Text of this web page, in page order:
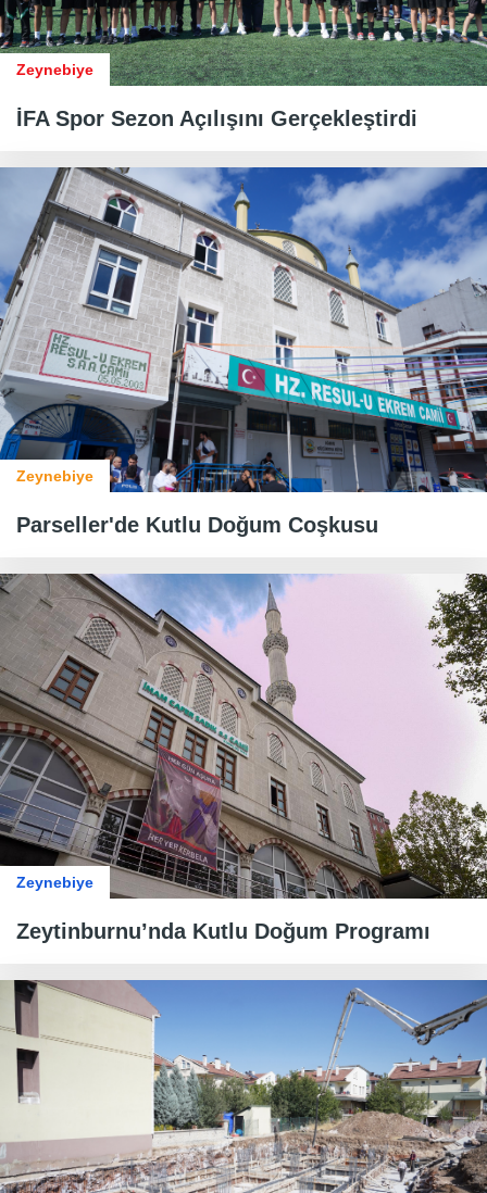
Zeynebiye
İFA Spor Sezon Açılışını Gerçekleştirdi
Zeynebiye
​​​​​​​Parseller'de Kutlu Doğum Coşkusu
Zeynebiye
Zeytinburnu’nda Kutlu Doğum Programı